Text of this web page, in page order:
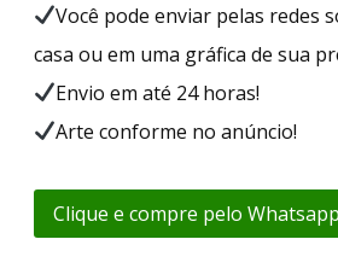
Você pode enviar pelas redes
casa ou em uma gráfica de sua
Envio em até 24 horas!
Arte conforme no anúncio!
Clique e compre pelo